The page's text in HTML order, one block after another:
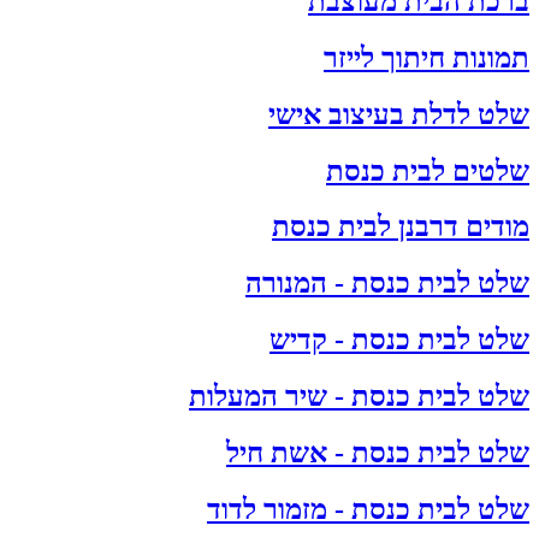
תמונות חיתוך לייזר
שלט לדלת בעיצוב אישי
שלטים לבית כנסת
מודים דרבנן לבית כנסת
שלט לבית כנסת - המנורה
שלט לבית כנסת - קדיש
שלט לבית כנסת - שיר המעלות
שלט לבית כנסת - אשת חיל
שלט לבית כנסת - מזמור לדוד